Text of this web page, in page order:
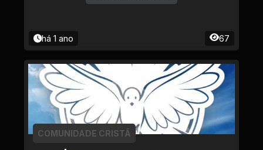
há 1 ano 67
COMUNIDADE CRISTÃ